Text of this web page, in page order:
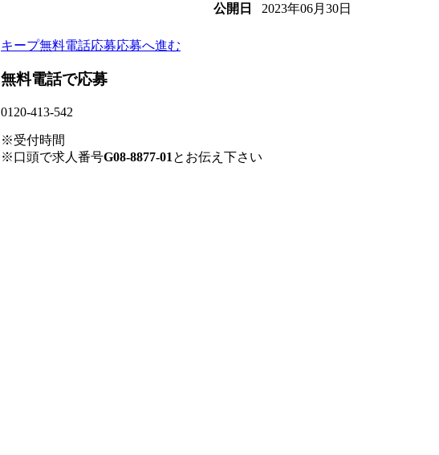
公開日 2023年06月30日
キープ無料電話応募応募へ進む
無料電話で応募
0120-413-542
※受付時間
※口頭で求人番号G08-8877-01 とお伝え下さい